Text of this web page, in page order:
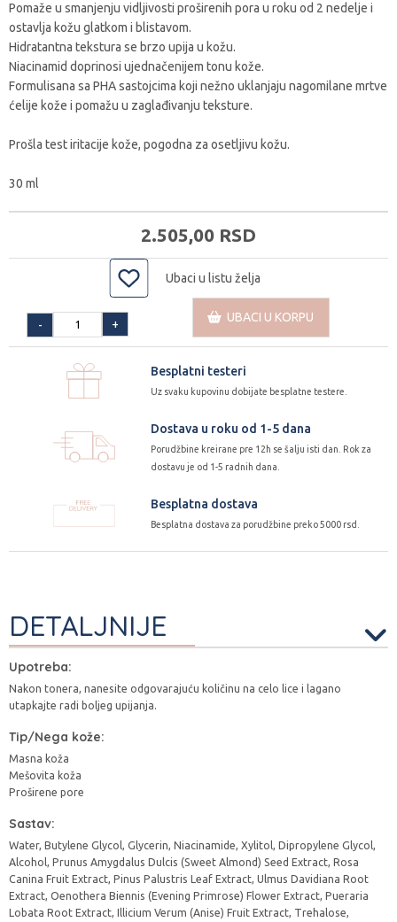
Pomaže u smanjenju vidljivosti proširenih pora u roku od 2 nedelje i
ostavlja kožu glatkom i blistavom.
Hidratantna tekstura se brzo upija u kožu.
Niacinamid doprinosi ujednačenijem tonu kože.
Formulisana sa PHA sastojcima koji nežno uklanjaju nagomilane mrtve
ćelije kože i pomažu u zaglađivanju teksture.
Prošla test iritacije kože, pogodna za osetljivu kožu.
30 ml
2.505,00 RSD
+
-
Ubaci u listu želja
UBACI U KORPU
Besplatni testeri
Uz svaku kupovinu dobijate besplatne testere.
Dostava u roku od 1-5 dana
Porudžbine kreirane pre 12h se šalju isti dan. Rok za
dostavu je od 1-5 radnih dana.
Besplatna dostava
Besplatna dostava za porudžbine preko 5000 rsd.
DETALJNIJE
Upotreba:
Nakon tonera, nanesite odgovarajuću količinu na celo lice i lagano
utapkajte radi boljeg upijanja.
Tip/Nega kože:
Masna koža
Mešovita koža
Proširene pore
Sastav:
Water, Butylene Glycol, Glycerin, Niacinamide, Xylitol, Dipropylene Glycol,
Alcohol, Prunus Amygdalus Dulcis (Sweet Almond) Seed Extract, Rosa
Canina Fruit Extract, Pinus Palustris Leaf Extract, Ulmus Davidiana Root
Extract, Oenothera Biennis (Evening Primrose) Flower Extract, Pueraria
Lobata Root Extract, Illicium Verum (Anise) Fruit Extract, Trehalose,